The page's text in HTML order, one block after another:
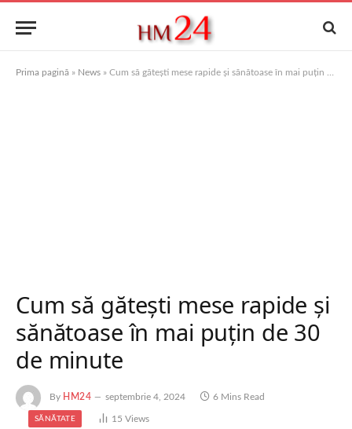
Prima pagină » News » Cum să gătești mese rapide și sănătoase în mai puțin de 30 de minute
Cum să gătești mese rapide și
sănătoase în mai puțin de 30
de minute
By HM24 septembrie 4, 2024 6 Mins Read
SĂNĂTATE 15Views